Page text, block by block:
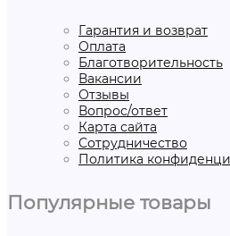
Гарантия и возврат
Оплата
Благотворительность
Вакансии
Отзывы
Вопрос/ответ
Карта сайта
Сотрудничество
Политика
Популярные товары